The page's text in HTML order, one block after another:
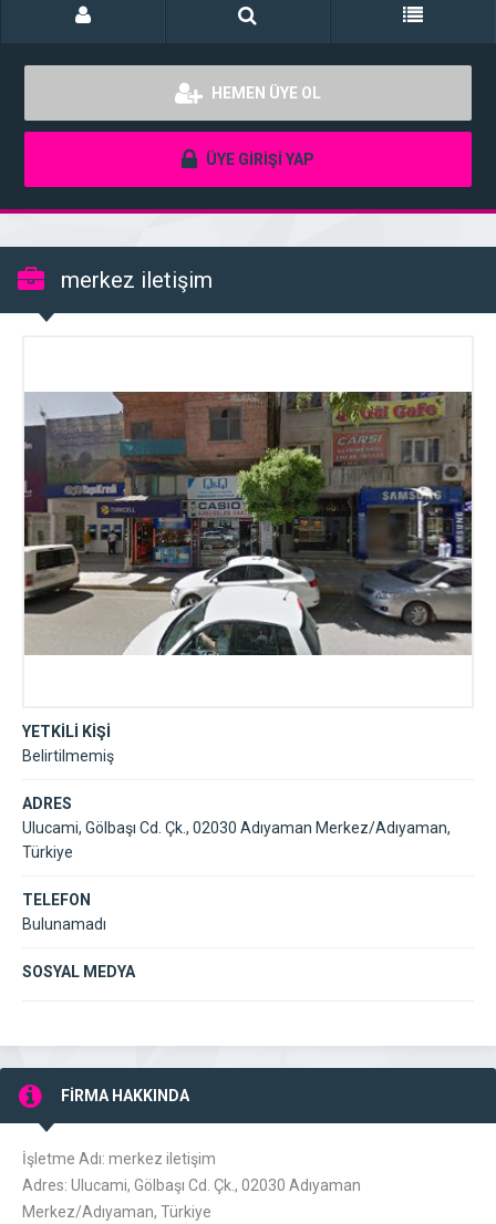
HEMEN ÜYE OL
ÜYE GİRİŞİ YAP
merkez iletişim
YETKİLİ KİŞİ
Belirtilmemiş
ADRES
Ulucami, Gölbaşı Cd. Çk., 02030 Adıyaman Merkez/Adıyaman,
Türkiye
TELEFON
Bulunamadı
SOSYAL MEDYA
FİRMA HAKKINDA
İşletme Adı: merkez iletişim
Adres: Ulucami, Gölbaşı Cd. Çk., 02030 Adıyaman
Merkez/Adıyaman, Türkiye